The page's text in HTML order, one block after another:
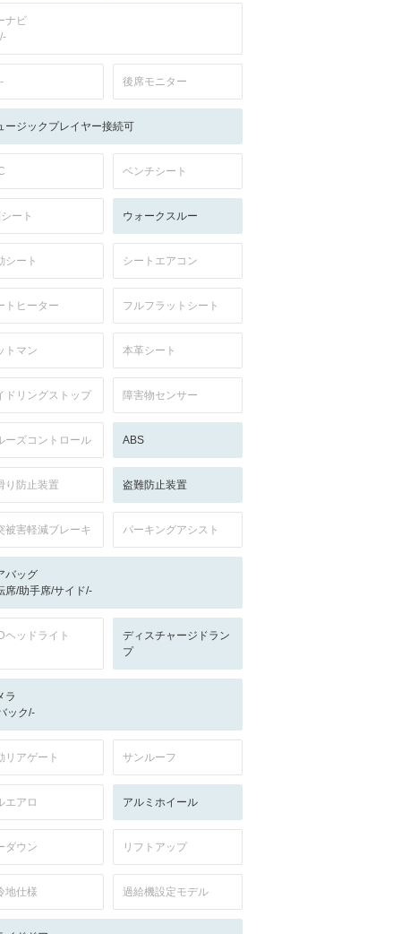
ナビ
後席モニター
ージックプレイヤー接続可
ベンチシート
ート ウォークスルー
シート シートエアコン
トヒーター フルフラットシート
トマン 本革シート
ドリングストップ 障害物センサー
ーズコントロール ABS
り防止装置 盗難防止装置
被害軽減ブレーキ パーキングアシスト
バッグ
席/助手席/サイド/-
ヘッドライト
ディスチャージドラン
プ
ラ
ック/-
リアゲート サンルーフ
エアロ アルミホイール
ダウン リフトアップ
地仕様 過給機設定モデル